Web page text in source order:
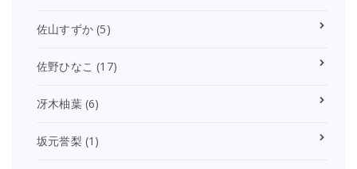
佐山すずか (5)
佐野ひなこ (17)
冴木柚葉(6)
坂元誉梨 (1)